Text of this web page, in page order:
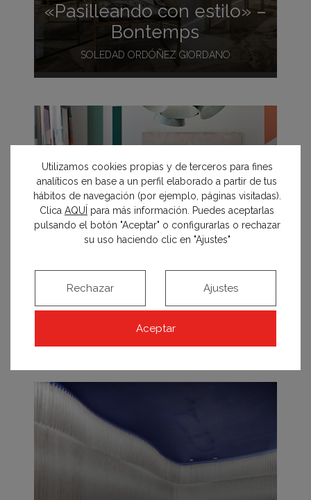
«Pasilleando con estilo» –
Bontemps
SOLEDAD ORDÓÑEZ GIORDANO
Comedor «Feelings»
ADRIANA SOMOZA Y CARIDAD TERCERO
Utilizamos cookies propias y de terceros para fines
analíticos en base a un perfil elaborado a partir de tus
hábitos de navegación (por ejemplo, páginas visitadas).
Clica AQUÍ para más información. Puedes aceptarlas
pulsando el botón "Aceptar" o configurarlas o rechazar
su uso haciendo clic en "Ajustes"
Aceptar
Rechazar Ajustes